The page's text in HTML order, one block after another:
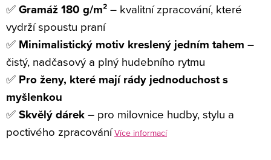
✅Gramáž 180 g/m²– kvalitní zpracování, které
vydrží spoustu praní
✅ Minimalistický motiv kreslený jedním tahem –
čistý, nadčasový a plný hudebního rytmu
✅ Pro ženy, které mají rády jednoduchost s
myšlenkou
✅Skvělý dárek– pro milovnice hudby, stylu a
poctivého zpracování Více informací